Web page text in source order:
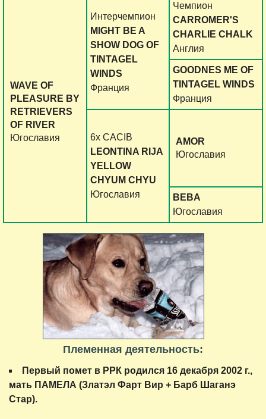
WAVE OF
PLEASURE BY
RETRIEVERS
OF RIVER
Югославия
Интерчемпион
MIGHT BE A
SHOW DOG OF
TINTAGEL
WINDS
Франция
Чемпион
CARROMER'S
CHARLIE CHALK
Англия
GOODNES ME OF
TINTAGEL WINDS
Франция
6х CACIB
LEONTINA RIJA
YELLOW
CHYUM CHYU
Югославия
AMOR
Югославия
BEBA
Югославия
Племенная деятельность:
Первый помет в РРК родился 16 декабря 2002 г.,
мать ПАМЕЛА (Златэл Фарт Вир + Барб Шаганэ
Стар).